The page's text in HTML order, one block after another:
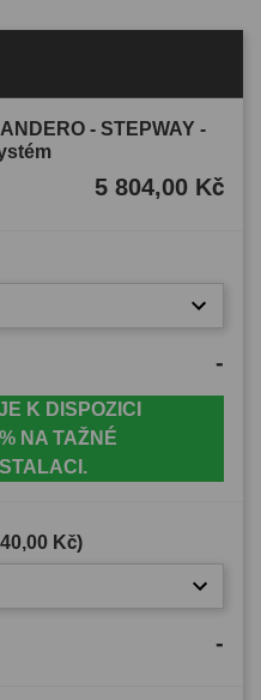
- STEPWAY -
5 804,00 Kč
-
K DISPOZICI
NA TAŽNÉ
Kč)
-